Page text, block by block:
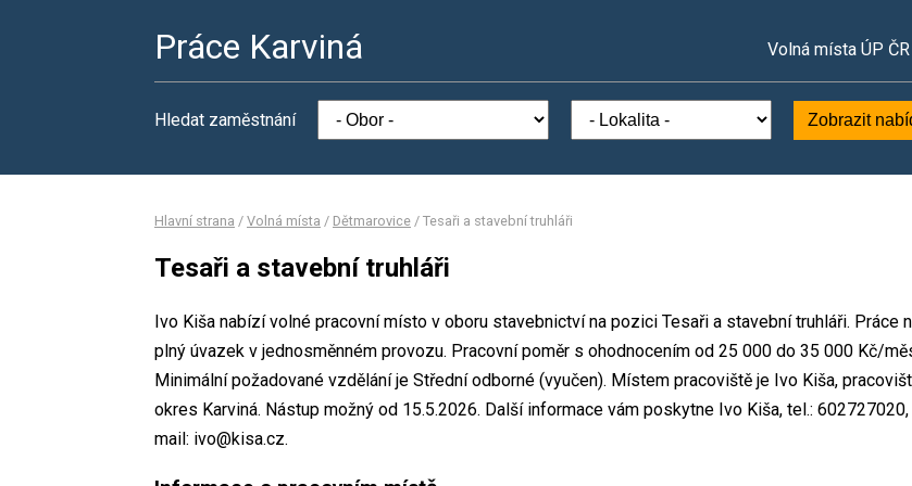
Práce Karviná Volná místa ÚP ČR
Hledat zaměstnání Zobrazit
Hlavní strana / Volná místa / Dětmarovice / Tesaři a stavební truhláři
Tesaři a stavební truhláři
Ivo Kiša nabízí volné pracovní místo v oboru stavebnictví na pozici Tesaři a stavební truhláři. Práce
plný úvazek v jednosměnném provozu. Pracovní poměr s ohodnocením od 25 000 do 35 000 Kč/
Minimální požadované vzdělání je Střední odborné (vyučen). Místem pracoviště je Ivo Kiša,
okres Karviná. Nástup možný od 15.5.2026. Další informace vám poskytne Ivo Kiša, tel.:
mail: ivo@kisa.cz.